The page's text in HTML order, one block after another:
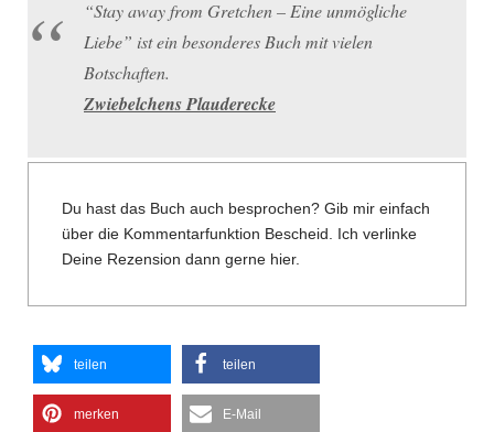
“Stay away from Gretchen – Eine unmögliche
Liebe” ist ein besonderes Buch mit vielen
Botschaften.
Zwiebelchens Plauderecke
Du hast das Buch auch besprochen? Gib mir einfach
über die Kommentarfunktion Bescheid. Ich verlinke
Deine Rezension dann gerne hier.
teilen teilen
merken E-Mail